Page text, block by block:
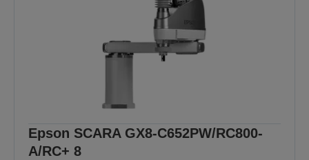
Epson SCARA GX8-C652PW/RC800-
A/RC+ 8